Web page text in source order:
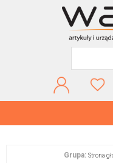
Grupa: Strona